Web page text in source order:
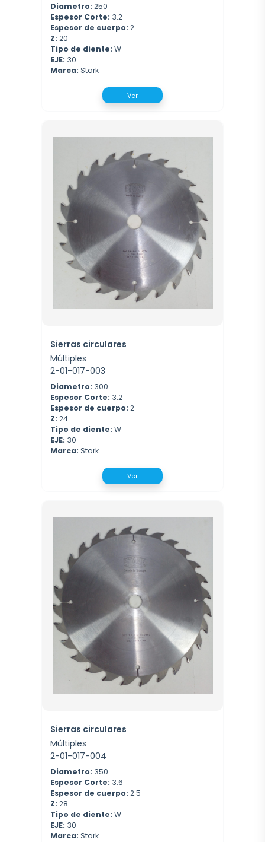
Diametro: 250
Espesor Corte: 3.2
Espesor de cuerpo: 2
Z: 20
Tipo de diente: W
EJE: 30
Marca: Stark
Ver
Sierras circulares
Múltiples
2-01-017-003
Diametro: 300
Espesor Corte: 3.2
Espesor de cuerpo: 2
Z: 24
Tipo de diente: W
EJE: 30
Marca: Stark
Ver
Sierras circulares
Múltiples
2-01-017-004
Diametro: 350
Espesor Corte: 3.6
Espesor de cuerpo: 2.5
Z: 28
Tipo de diente: W
EJE: 30
Marca: Stark